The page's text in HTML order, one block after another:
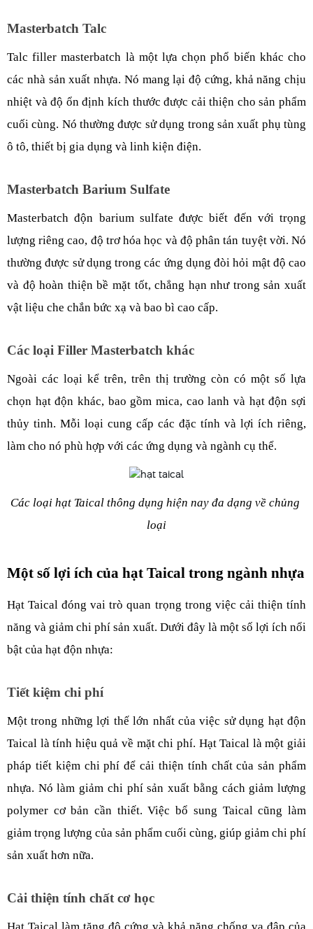
Masterbatch Talc
Talc filler masterbatch là một lựa chọn phổ biến khác cho
các nhà sản xuất nhựa. Nó mang lại độ cứng, khả năng chịu
nhiệt và độ ổn định kích thước được cải thiện cho sản phẩm
cuối cùng. Nó thường được sử dụng trong sản xuất phụ tùng
ô tô, thiết bị gia dụng và linh kiện điện.
Masterbatch Barium Sulfate
Masterbatch độn barium sulfate được biết đến với trọng
lượng riêng cao, độ trơ hóa học và độ phân tán tuyệt vời. Nó
thường được sử dụng trong các ứng dụng đòi hỏi mật độ cao
và độ hoàn thiện bề mặt tốt, chẳng hạn như trong sản xuất
vật liệu che chắn bức xạ và bao bì cao cấp.
Các loại Filler Masterbatch khác
Ngoài các loại kể trên, trên thị trường còn có một số lựa
chọn hạt độn khác, bao gồm mica, cao lanh và hạt độn sợi
thủy tinh. Mỗi loại cung cấp các đặc tính và lợi ích riêng,
làm cho nó phù hợp với các ứng dụng và ngành cụ thể.
Các loại hạt Taical thông dụng hiện nay đa dạng về chủng
loại
Một số lợi ích của hạt Taical trong ngành nhựa
Hạt Taical đóng vai trò quan trọng trong việc cải thiện tính
năng và giảm chi phí sản xuất. Dưới đây là một số lợi ích nổi
bật của hạt độn nhựa:
Tiết kiệm chi phí
Một trong những lợi thế lớn nhất của việc sử dụng hạt độn
Taical là tính hiệu quả về mặt chi phí. Hạt Taical là một giải
pháp tiết kiệm chi phí để cải thiện tính chất của sản phẩm
nhựa. Nó làm giảm chi phí sản xuất bằng cách giảm lượng
polymer cơ bản cần thiết. Việc bổ sung Taical cũng làm
giảm trọng lượng của sản phẩm cuối cùng, giúp giảm chi phí
sản xuất hơn nữa.
Cải thiện tính chất cơ học
Hạt Taical làm tăng độ cứng và khả năng chống va đập của